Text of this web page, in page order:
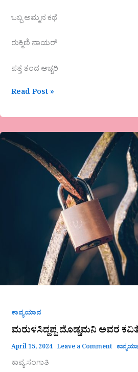
ಒಬ್ಬ ಅಮ್ಮನ ಕಥೆ
ರುಕ್ಮಿಣಿ ನಾಯರ್
ಪತ್ತ ತಂದ ಅಚ್ಚರಿ
Read Post »
ಕಾವ್ಯಯಾನ
ಮರುಳಸಿದ್ದಪ್ಪ ದೊಡ್ಡಮನಿ ಅವರ
April 15, 2024 Leave a Comment
ಕಾವ್ಯ ಸಂಗಾತಿ
ಮರುಳಸಿದ್ದಪ್ಪ
ದೊಡ್ಡಮನಿ